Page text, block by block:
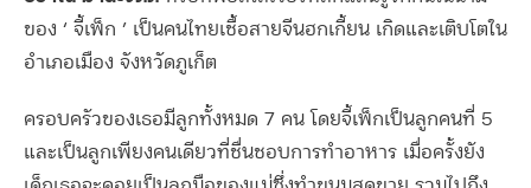
ของ ‘ จี้เพ็ก ’ เป็นคนไทยเชื้อสายจีนฮกเกี้ยน เกิดและเติบโตใน
อำเภอเมือง จังหวัดภูเก็ต
ครอบครัวของเธอมีลูกทั้งหมด 7 คน โดยจี้เพ็กเป็นลูกคนที่ 5
และเป็นลูกเพียงคนเดียวที่ชื่นชอบการทำอาหาร เมื่อครั้งยัง